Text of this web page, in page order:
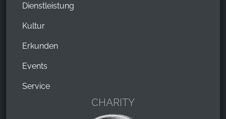
Dienstleistung
Kultur
Erkunden
Events
Service
CHARITY